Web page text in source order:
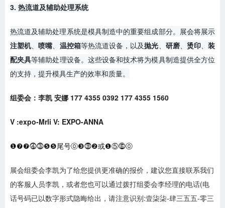
3. 热流道及辅助处理系统
热流道及辅助处理系统是模具制造中的重要组成部分。展会将展示
注塑机 、喷嘴 温控箱等热流道设备，以及抛光 研磨、 烫印 、装
配夹具等辅助处理设备。这些设备和技术将为模具制造提供全方位
的支持，提升模具生产的效率和质量。
组委会：李凯 安娜 177 4355 0392 177 4355 1560
V :expo-Mrli V: EXPO-ANNA
❶❼❼⓸⓷❺❺尾号⓪❸⓽❷或❶⑤⓺⓪
展会组委会李凯为了给您提供更准确的报价，建议您直接联系我们
的客服人员李凯，或者您也可以通过拨打组委会李经理的电话(电
话号码已以数字形式隐晦给出，请注意识别:壹柒柒-肆三五五-零三